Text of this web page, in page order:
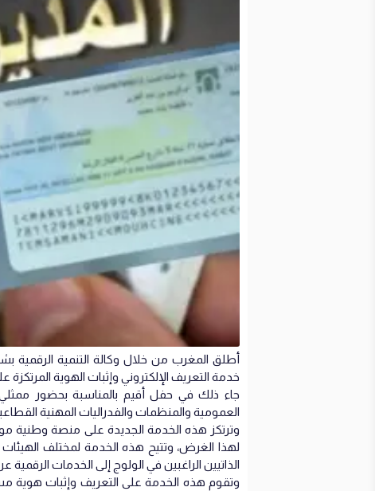
أطلق المغرب من خلال وكالة التنمية الرقمية
خدمة التعريف الإلكتروني وإثبات الهوية المرتكزة
جاء ذلك في حفل أقيم بالمناسبة بحضور
العمومية والمنظمات والفدراليات المهنية
وترتكز هذه الخدمة الجديدة على منصة وطنية
لهذا الغرض، وتتيح هذه الخدمة لمختلف
الذاتيين الراغبين في الولوج إلى الخدمات الرقمية
وتقوم هذه الخدمة على التعريف وإثبات هوية